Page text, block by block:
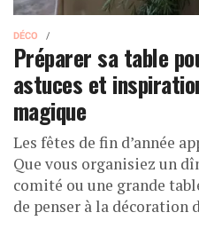
DÉCO
Préparer sa table
astuces et
magique
Les fêtes de fin d’année
Que vous organisiez un
comité ou une grande
de penser à la décoration